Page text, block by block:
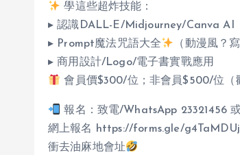
學這些超炸技能：
▸ 認識DALL-E/Midjourney/Canva AI
▸ Prompt魔法咒語大全
（動漫風？
▸ 商用設計/Logo/電子書實戰應用
會員價$300/位；非會員$500/位（
報名：致電/WhatsApp 23321456
網上報名 https://forms.gle/
衝去油麻地會址